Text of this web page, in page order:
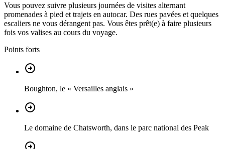
Vous pouvez suivre plusieurs journées de visites alternant
promenades à pied et trajets en autocar. Des rues pavées et quelques
escaliers ne vous dérangent pas. Vous êtes prêt(e) à faire plusieurs
fois vos valises au cours du voyage.
Points forts
Boughton, le « Versailles anglais »
Le domaine de Chatsworth, dans le parc national des Peak